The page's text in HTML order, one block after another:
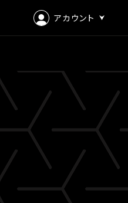
アカウント
会員登録